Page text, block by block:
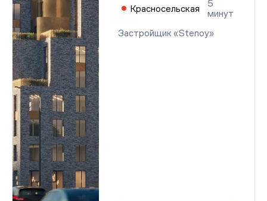
Красносельская
5
минут
Застройщик «Stenoy»